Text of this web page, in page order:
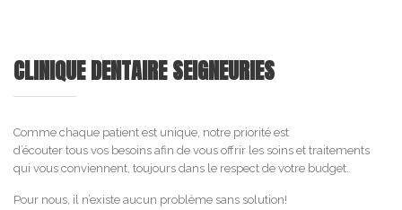
CLINIQUE DENTAIRE SEIGNEURIES
Comme chaque patient est unique, notre priorité est
d’écouter tous vos besoins afin de vous offrir les soins et traitements
qui vous conviennent, toujours dans le respect de votre budget.
Pour nous, il n’existe aucun problème sans solution!